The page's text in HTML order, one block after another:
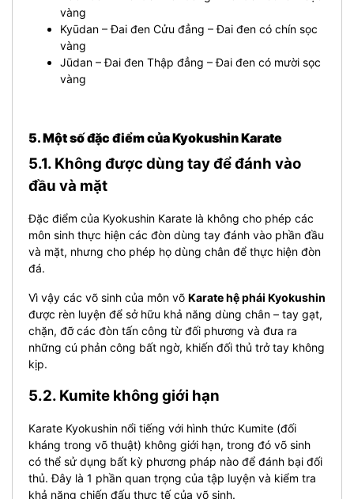
vàng
Kyūdan – Đai đen Cửu đẳng – Đai đen có chín sọc
vàng
Jūdan – Đai đen Thập đẳng – Đai đen có mười sọc
vàng
5. Một số đặc điểm củaKyokushin Karate
5.1. Không được dùng tay để đánh vào
đầu và mặt
Đặc điểm của Kyokushin Karate là không cho phép các
môn sinh thực hiện các đòn dùng tay đánh vào phần đầu
và mặt, nhưng cho phép họ dùng chân để thực hiện đòn
đá.
Vì vậy các võ sinh của môn võ Karate hệ phái Kyokushin
được rèn luyện để sở hữu khả năng dùng chân – tay gạt,
chặn, đỡ các đòn tấn công từ đối phương và đưa ra
những cú phản công bất ngờ, khiến đối thủ trở tay không
kịp.
5.2. Kumite không giới hạn
Karate Kyokushin nổi tiếng với hình thức Kumite (đối
kháng trong võ thuật) không giới hạn, trong đó võ sinh
có thể sử dụng bất kỳ phương pháp nào để đánh bại đối
thủ. Đây là 1 phần quan trọng của tập luyện và kiểm tra
khả năng chiến đấu thực tế của võ sinh.